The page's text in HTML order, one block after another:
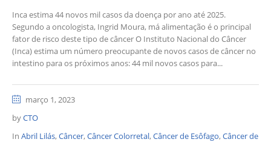
Inca estima 44 novos mil casos da doença por ano até 2025.
Segundo a oncologista, Ingrid Moura, má alimentação é o principal
fator de risco deste tipo de câncer O Instituto Nacional do Câncer
(Inca) estima um número preocupante de novos casos de câncer no
intestino para os próximos anos: 44 mil novos casos para...
março 1, 2023
byCTO
In Abril Lilás,Câncer,Câncer Colorretal,Câncer de Esôfago,Câncer de